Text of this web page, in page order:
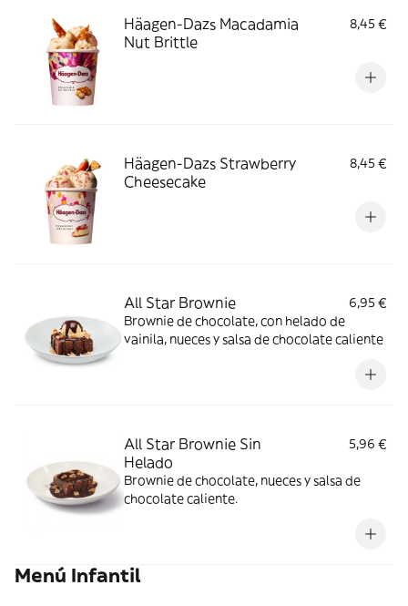
Häagen-Dazs Macadamia
Nut Brittle
8,45 €
Häagen-Dazs Strawberry
Cheesecake
8,45 €
All Star Brownie
6,95 €
Brownie de chocolate, con helado de
vainila, nueces y salsa de chocolate caliente
All Star Brownie Sin
Helado
5,96 €
Brownie de chocolate, nueces y salsa de
chocolate caliente.
Menú Infantil